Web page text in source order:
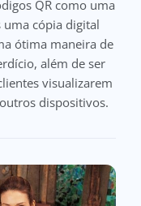
QR como uma
uma cópia digital
ótima maneira de
além de ser
visualizarem
dispositivos.